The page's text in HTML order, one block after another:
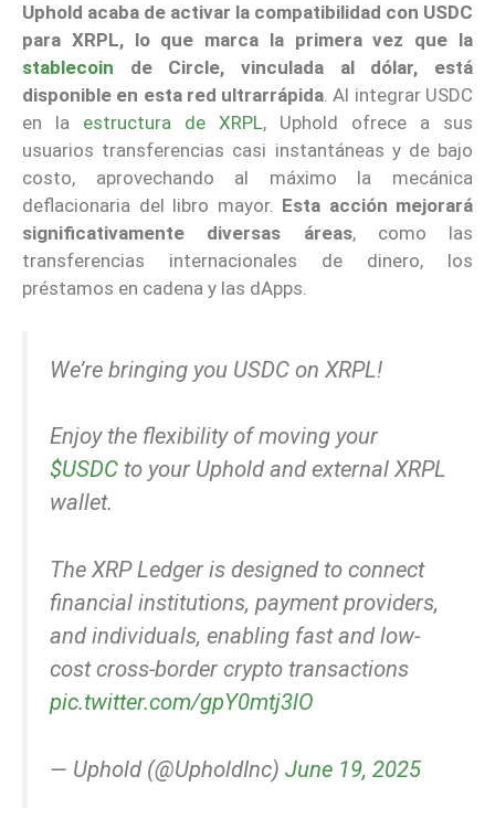
Uphold acaba de activar la compatibilidad con USDC
para XRPL, lo que marca la primera vez que la
stablecoin de Circle, vinculada al dólar, está
disponible en esta red ultrarrápida. Al integrar USDC
en la estructura de XRPL, Uphold ofrece a sus
usuarios transferencias casi instantáneas y de bajo
costo, aprovechando al máximo la mecánica
deflacionaria del libro mayor. Esta acción mejorará
significativamente diversas áreas, como las
transferencias internacionales de dinero, los
préstamos en cadena y las dApps.
We’re bringing you USDC on XRPL!
Enjoy the flexibility of moving your
$USDC to your Uphold and external XRPL
wallet.
The XRP Ledger is designed to connect
financial institutions, payment providers,
and individuals, enabling fast and low-
cost cross-border crypto transactions
pic.twitter.com/gpY0mtj3lO
— Uphold (@UpholdInc) June 19, 2025